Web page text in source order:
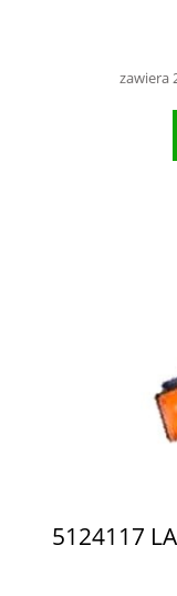
zawiera
5124117